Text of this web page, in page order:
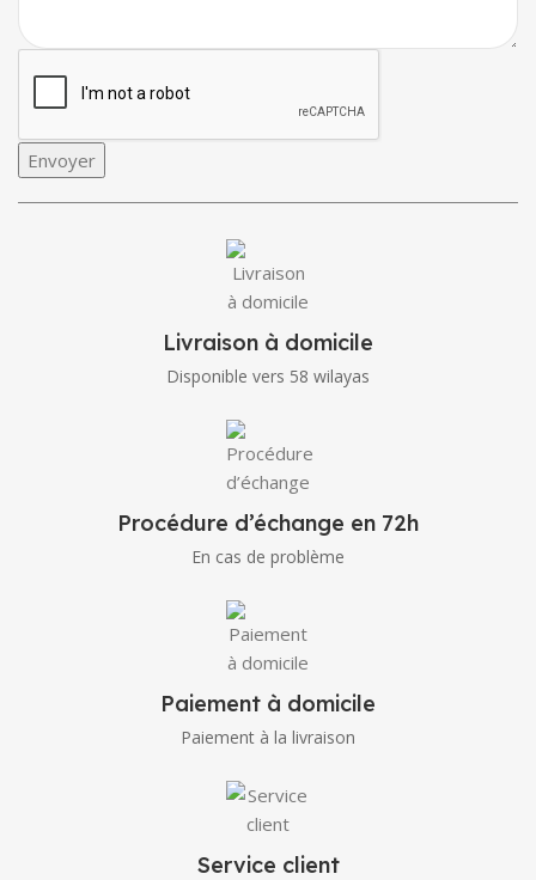
Envoyer
Livraison à domicile
Disponible vers 58 wilayas
Procédure d’échange en 72h
En cas de problème
Paiement à domicile
Paiement à la livraison
Service client